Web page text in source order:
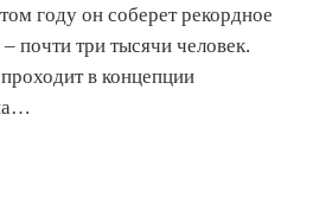
году он соберет рекордное
почти три тысячи человек.
в концепции